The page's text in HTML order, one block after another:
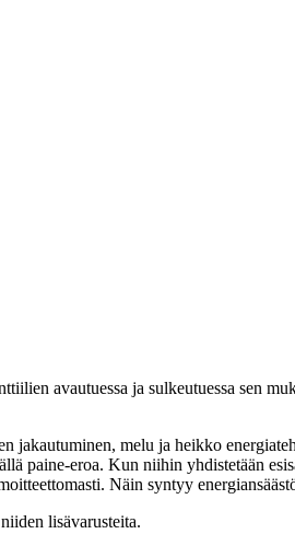
avautuessa ja sulkeutuessa sen
jakautuminen, melu ja heikko
paine-eroa. Kun niihin yhdistetään
Näin syntyy
lisävarusteita.